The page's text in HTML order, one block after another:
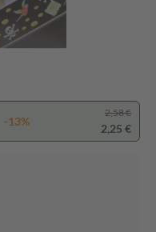
-13%
2,58 €
2,25 €